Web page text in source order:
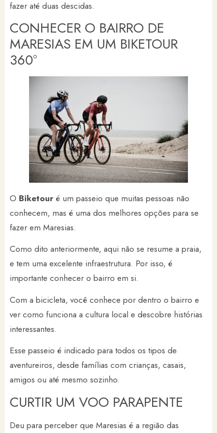
fazer até duas descidas.
CONHECER O BAIRRO DE
MARESIAS EM UM BIKETOUR
360º
O Biketour é um passeio que muitas pessoas não
conhecem, mas é uma dos melhores opções para se
fazer em Maresias.
Como dito anteriormente, aqui não se resume a praia,
e tem uma excelente infraestrutura. Por isso, é
importante conhecer o bairro em si.
Com a bicicleta, você conhece por dentro o bairro e
ver como funciona a cultura local e descobre histórias
interessantes.
Esse passeio é indicado para todos os tipos de
aventureiros, desde famílias com crianças, casais,
amigos ou até mesmo sozinho.
CURTIR UM VOO PARAPENTE
Deu para perceber que Maresias é a região das